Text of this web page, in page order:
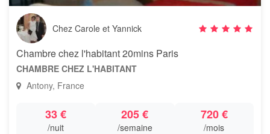
Chez Carole et Yannick
Chambre chez l'habitant 20mins Paris
CHAMBRE CHEZ L'HABITANT
Antony, France
33 €
/nuit
205 €
/semaine
720 €
/mois